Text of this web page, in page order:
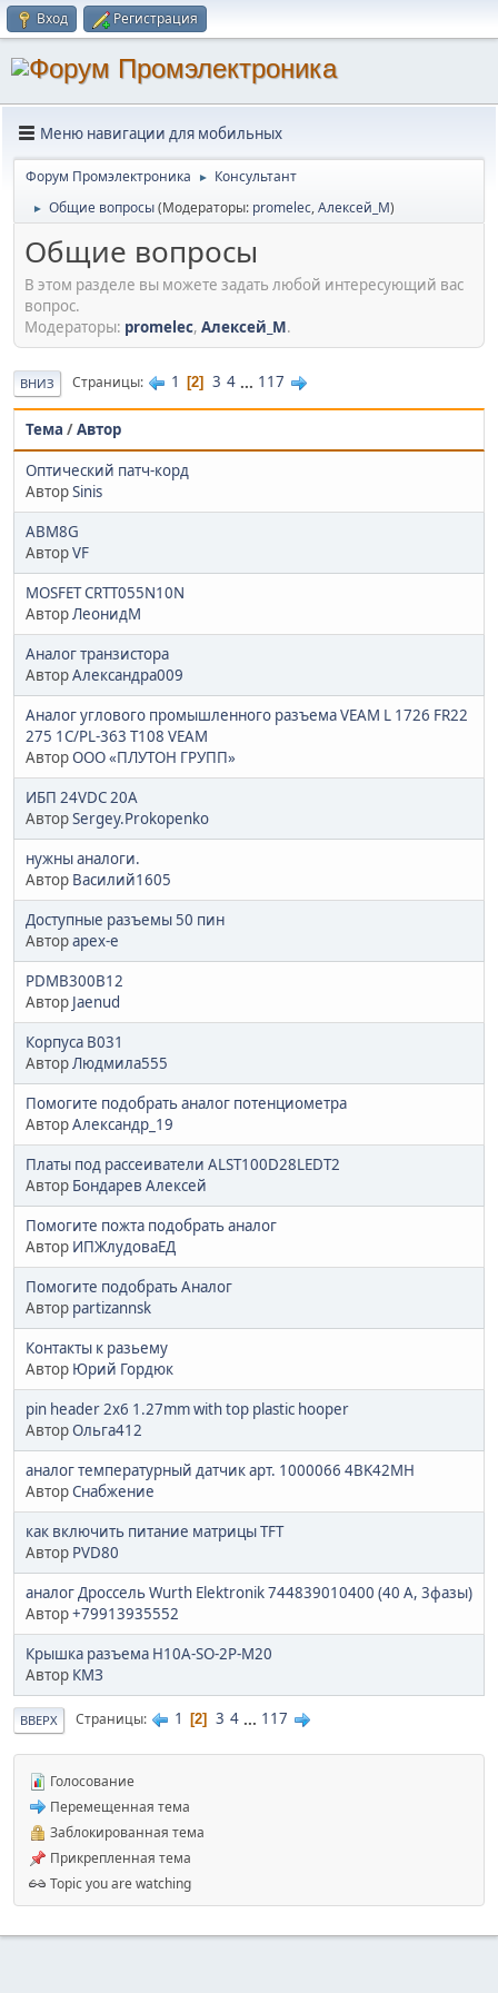
Вход Регистрация
Меню навигации для мобильных
Форум Промэлектроника ► Консультант
► Общие вопросы(Модераторы: promelec,Алексей_М)
Общие вопросы
В этом разделе вы можете задать любой интересующий вас
вопрос.
Модераторы: promelec, Алексей_М.
ВНИЗ Страницы 1 2 3 4 ... 117
Тема /Автор
Оптический патч-корд
АвторSinis
ABM8G
АвторVF
MOSFET CRTT055N10N
Автор ЛеонидМ
Аналог транзистора
АвторАлександра009
Аналог углового промышленного разъема VEAM L 1726 FR22
275 1C/PL-363 T108 VEAM
АвторООО «ПЛУТОН ГРУПП»
ИБП 24VDC 20A
АвторSergey.Prokopenko
нужны аналоги.
Автор Василий1605
Доступные разъемы 50 пин
Авторapex-e
PDMB300B12
Автор Jaenud
Корпуса B031
Автор Людмила555
Помогите подобрать аналог потенциометра
АвторАлександр_19
Платы под рассеиватели ALST100D28LEDT2
Автор Бондарев Алексей
Помогите пожта подобрать аналог
Автор ИПЖлудоваЕД
Помогите подобрать Аналог
Автор partizannsk
Контакты к разьему
Автор Юрий Гордюк
pin header 2x6 1.27mm with top plastic hooper
АвторОльга412
аналог температурный датчик арт. 1000066 4BK42MH
АвторСнабжение
как включить питание матрицы TFT
Автор PVD80
аналог Дроссель Wurth Elektronik 744839010400 (40 A, 3фазы)
Автор+79913935552
Крышка разъема H10A-SO-2P-M20
Автор КМЗ
ВВЕРХ Страницы 1 2 3 4 ... 117
Голосование
Перемещенная тема
Заблокированная тема
Прикрепленная тема
Topic you are watching